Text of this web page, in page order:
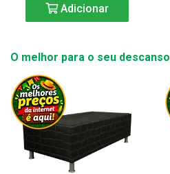
Adicionar
O melhor para o seu descanso